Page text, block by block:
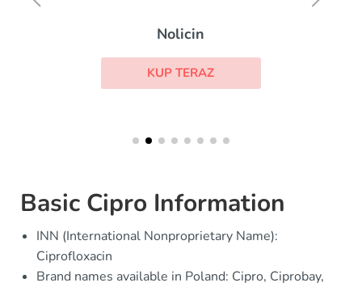
Nolicin
KUP TERAZ
Basic Cipro Information
INN (International Nonproprietary Name):
Ciprofloxacin
Brand names available in Poland: Cipro, Ciprobay,